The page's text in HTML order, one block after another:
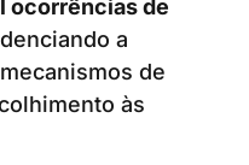
ocorrências de
a
de
às